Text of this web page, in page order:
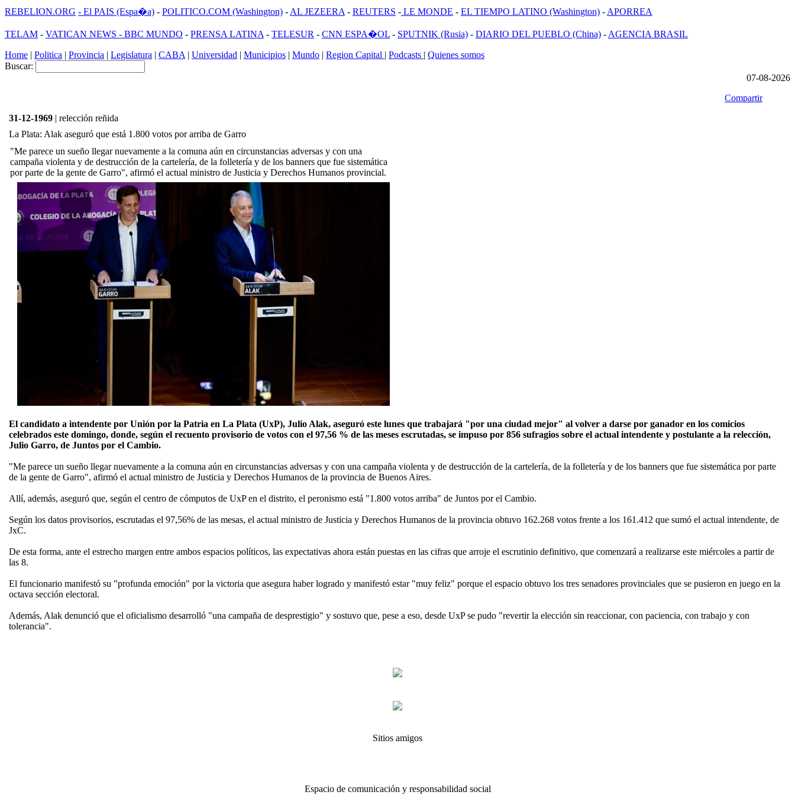
REBELION.ORG - El PAIS (Espa�a) - POLITICO.COM (Washington) - AL JEZEERA - REUTERS - LE MONDE - EL TIEMPO LATINO (Washington) - APORREA
TELAM - VATICAN NEWS - BBC MUNDO - PRENSA LATINA - TELESUR - CNN ESPA�OL - SPUTNIK (Rusia) - DIARIO DEL PUEBLO (China) - AGENCIA BRASIL
Home | Politica | Provincia | Legislatura | CABA | Universidad | Municipios | Mundo | Region Capital | Podcasts | Quienes somos
Buscar:
07-08-2026
Compartir
31-12-1969 | relección reñida
La Plata: Alak aseguró que está 1.800 votos por arriba de Garro
"Me parece un sueño llegar nuevamente a la comuna aún en circunstancias adversas y con una
campaña violenta y de destrucción de la cartelería, de la folletería y de los banners que fue sistemática
por parte de la gente de Garro", afirmó el actual ministro de Justicia y Derechos Humanos provincial.
El candidato a intendente por Unión por la Patria en La Plata (UxP), Julio Alak, aseguró este lunes que trabajará "por una ciudad mejor" al volver a darse por ganador en los comicios
celebrados este domingo, donde, según el recuento provisorio de votos con el 97,56 % de las meses escrutadas, se impuso por 856 sufragios sobre el actual intendente y postulante a la relección,
Julio Garro, de Juntos por el Cambio.
"Me parece un sueño llegar nuevamente a la comuna aún en circunstancias adversas y con una campaña violenta y de destrucción de la cartelería, de la folletería y de los banners que fue sistemática por parte
de la gente de Garro", afirmó el actual ministro de Justicia y Derechos Humanos de la provincia de Buenos Aires.
Allí, además, aseguró que, según el centro de cómputos de UxP en el distrito, el peronismo está "1.800 votos arriba" de Juntos por el Cambio.
Según los datos provisorios, escrutadas el 97,56% de las mesas, el actual ministro de Justicia y Derechos Humanos de la provincia obtuvo 162.268 votos frente a los 161.412 que sumó el actual intendente, de
JxC.
De esta forma, ante el estrecho margen entre ambos espacios políticos, las expectativas ahora están puestas en las cifras que arroje el escrutinio definitivo, que comenzará a realizarse este miércoles a partir de
las 8.
El funcionario manifestó su "profunda emoción" por la victoria que asegura haber logrado y manifestó estar "muy feliz" porque el espacio obtuvo los tres senadores provinciales que se pusieron en juego en la
octava sección electoral.
Además, Alak denunció que el oficialismo desarrolló "una campaña de desprestigio" y sostuvo que, pese a eso, desde UxP se pudo "revertir la elección sin reaccionar, con paciencia, con trabajo y con
tolerancia".
Sitios amigos
Espacio de comunicación y responsabilidad social